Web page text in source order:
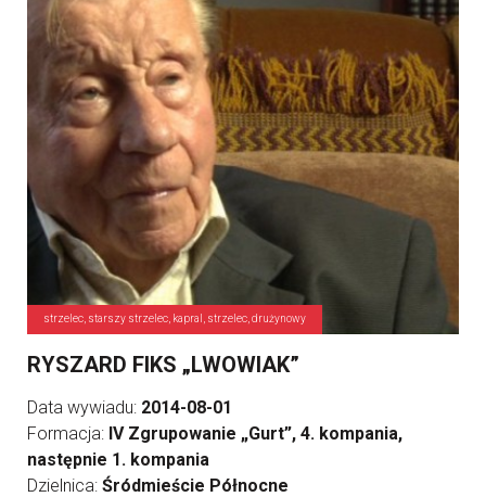
strzelec, starszy strzelec, kapral, strzelec, drużynowy
RYSZARD FIKS „LWOWIAK”
Data wywiadu: 2014-08-01
Formacja: IV Zgrupowanie „Gurt”, 4. kompania,
następnie 1. kompania
Dzielnica: Śródmieście Północne